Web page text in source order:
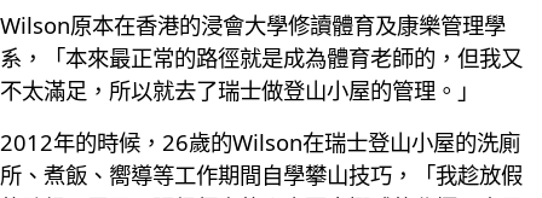
Wilson原本在香港的浸會大學修讀體育及康樂管理學
系，「本來最正常的路徑就是成為體育老師的，但我又
不太滿足，所以就去了瑞士做登山小屋的管理。」
2012年的時候，26歲的Wilson在瑞士登山小屋的洗廁
所、煮飯、嚮導等工作期間自學攀山技巧，「我趁放假